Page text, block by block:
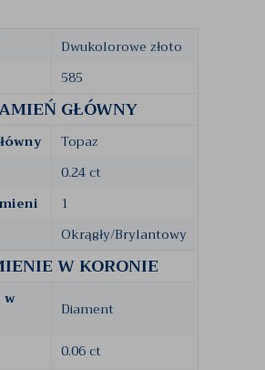
Dwukolorowe złoto
585
GŁÓWNY
Topaz
0.24 ct
1
Okrągły/Brylantowy
W KORONIE
w
Diament
0.06 ct